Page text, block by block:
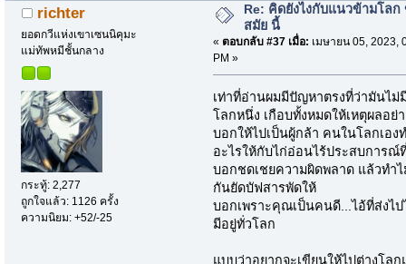
richter
ยอดกวีแห่งเขาเซนนิคุมะ
แม่ทัพหมีชั้นกลาง
กระทู้: 2,277
ถูกใจแล้ว: 1126 ครั้ง
ความนิยม: +52/-25
Re: คิดยังไงกับแนวข้ามโลก
สมัย นี้
« ตอบกลับ #37 เมื่อ: เมษายน 05, 2023,
PM »
เท่าที่อ่านผมมีปัญหาตรงที่ว่ามันไม่
โลกหนึ่ง เกือบทั้งหมดให้เหตุผลอย่
บอกให้ไปเป็นผู้กล้า คนในโลกเอ
อะไรให้กับไก่อ่อนไร้ประสบการณ์
บอกชดเชยความผิดพลาด แล้วทำ
กันยัดบัฟสารพัดให้
บอกเพราะคุณเป็นคนดี...ไอ้ที่ส่งไ
มีอยู่ทั่วโลก
แบบว่าอยากจะเขียนให้ไปต่างโล